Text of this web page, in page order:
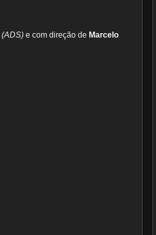
(ADS) e com direção de Marcelo